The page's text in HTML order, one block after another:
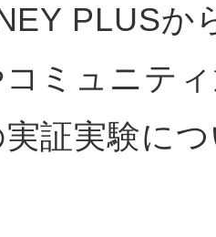
PLUSか
ミュニテ
証実験に
池袋